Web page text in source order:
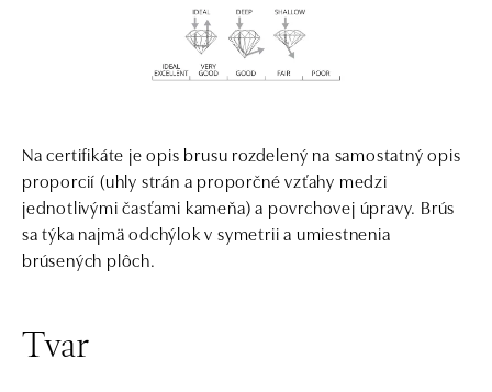
Na certifikáte je opis brusu rozdelený na samostatný opis
proporcií (uhly strán a proporčné vzťahy medzi
jednotlivými časťami kameňa) a povrchovej úpravy. Brús
sa týka najmä odchýlok v symetrii a umiestnenia
brúsených plôch.
Tvar